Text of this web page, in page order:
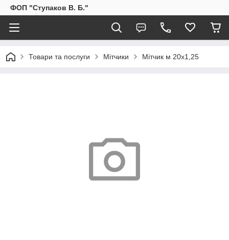
ФОП "Ступаков В. Б."
Товари та послуги Мітчики Мітчик м 20х1,25